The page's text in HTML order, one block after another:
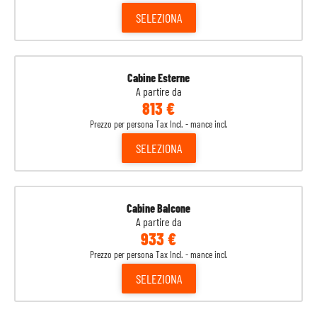
SELEZIONA
Cabine Esterne
A partire da
813 €
Prezzo per persona Tax Incl. - mance incl.
SELEZIONA
Cabine Balcone
A partire da
933 €
Prezzo per persona Tax Incl. - mance incl.
SELEZIONA